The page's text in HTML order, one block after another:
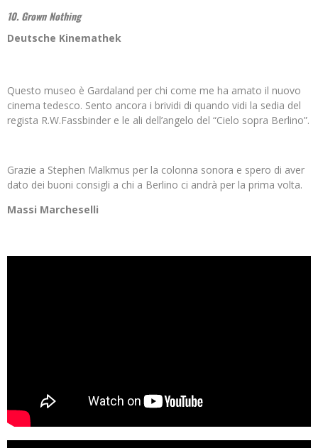
10. Grown Nothing
Deutsche Kinemathek
Questo museo è Gardaland per chi come me ha amato il nuovo
cinema tedesco. Sento ancora i brividi di quando vidi la sedia del
regista R.W.Fassbinder e le ali dell’angelo del “Cielo sopra Berlino”.
Grazie a Stephen Malkmus per la colonna sonora e spero di aver
dato dei buoni consigli a chi a Berlino ci andrà per la prima volta.
Massi Marcheselli